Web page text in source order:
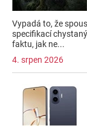
Vypadá to, že
specifikací
faktu, jak ne...
4. srpen 2026